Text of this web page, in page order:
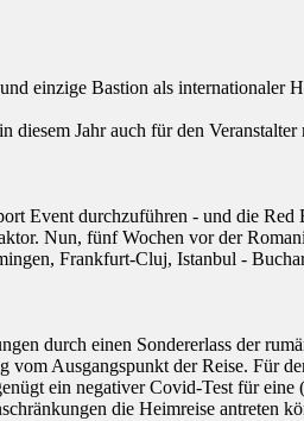
einzige Bastion als internationaler
Jahr auch für den
Event durchzuführen - und die
Nun, fünf Wochen vor der
Frankfurt-Cluj, Istanbul -
durch einen Sondererlass der
Ausgangspunkt der Reise. Für
ein negativer Covid-Test für
die Heimreise antreten